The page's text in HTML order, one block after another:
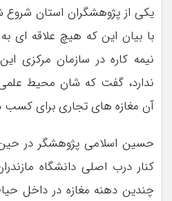
یکی از پژوهشگران استان شروع
با بیان این که هیچ علاقه ای
نیمه کاره در سازمان مرکزی
ندارد، گفت که شان محیط
آن مغازه های تجاری برای کسب
حسین اسلامی پژوهشگر در
کنار درب اصلی دانشگاه
چندین دهنه مغازه در داخل